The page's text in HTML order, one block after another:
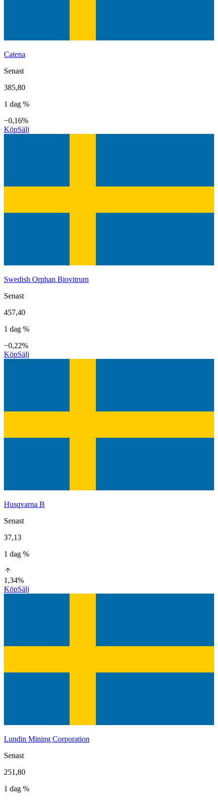
Catena
Senast
385,80
1 dag %
−0,16%
KöpSälj
Swedish Orphan Biovitrum
Senast
457,40
1 dag %
−0,22%
KöpSälj
Husqvarna B
Senast
37,13
1 dag %
1,34%
KöpSälj
Lundin Mining Corporation
Senast
251,80
1 dag %